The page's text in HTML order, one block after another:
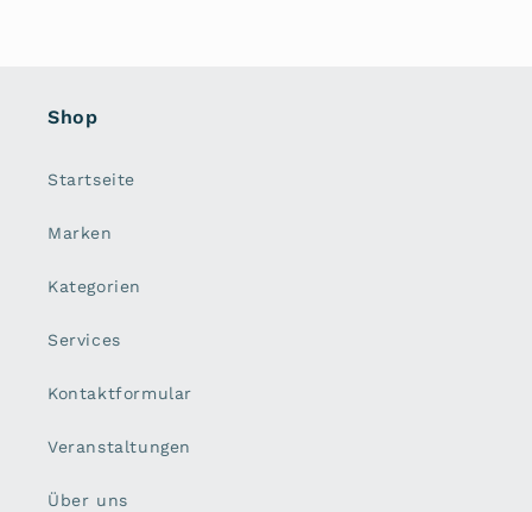
Shop
Startseite
Marken
Kategorien
Services
Kontaktformular
Veranstaltungen
Über uns